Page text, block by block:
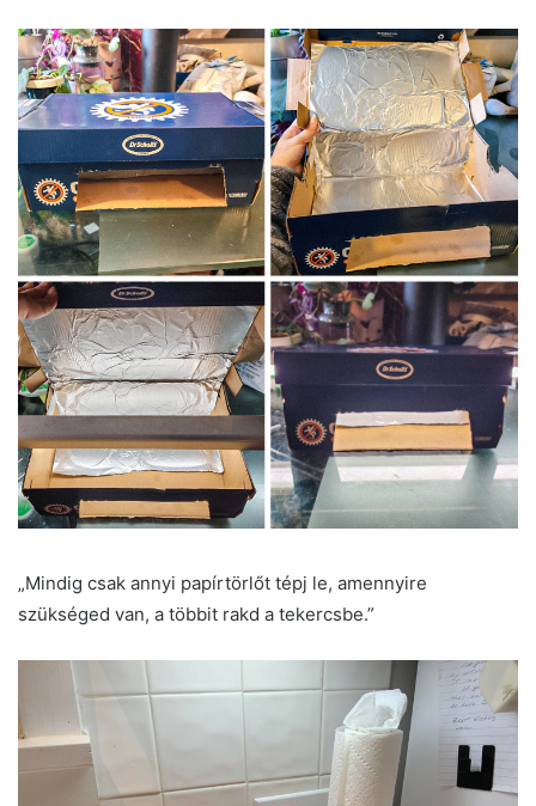
„Mindig csak annyi papírtörlőt tépj le, amennyire
szükséged van, a többit rakd a tekercsbe.”